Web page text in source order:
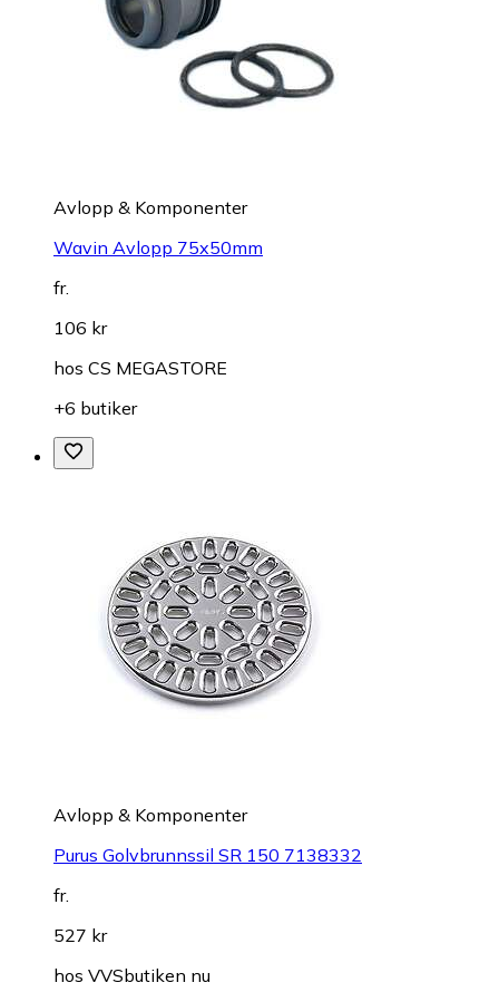
Avlopp & Komponenter
Wavin Avlopp 75x50mm
fr.
106 kr
hos CS MEGASTORE
+6 butiker
Avlopp & Komponenter
Purus Golvbrunnssil SR 150 7138332
fr.
527 kr
hos VVSbutiken nu